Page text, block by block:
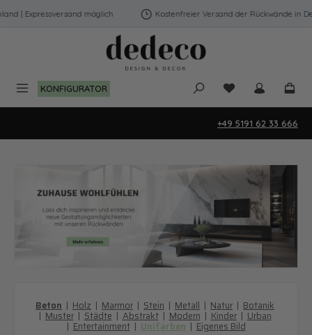
Zum Hauptinhalt springen
| Expressversand möglich Kostenfreier Versand der Rückwände in
KONFIGURATOR Du hast 0
+49 5191 62 33 666
Beton | Holz | Marmor | Stein | Metall | Natur | Botanik
|Muster|Städte|Abstrakt|Modern|Kinder|Urban
|Entertainment| Unifarben |Eigenes Bild